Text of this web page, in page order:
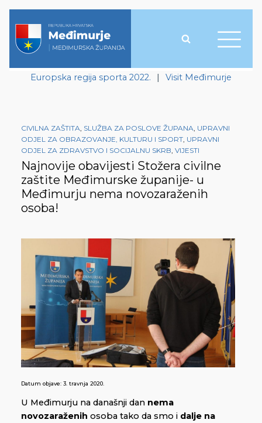
Europska regija sporta 2022. | Visit Međimurje
CIVILNA ZAŠTITA, SLUŽBA ZA POSLOVE ŽUPANA, UPRAVNI
ODJEL ZA OBRAZOVANJE, KULTURU I SPORT, UPRAVNI
ODJEL ZA ZDRAVSTVO I SOCIJALNU SKRB, VIJESTI
Najnovije obavijesti Stožera civilne
zaštite Međimurske županije- u
Međimurju nema novozaraženih
osoba!
Datum objave: 3. travnja 2020.
U Međimurju na današnji dan nema
novozaraženih osoba tako da smo i dalje na